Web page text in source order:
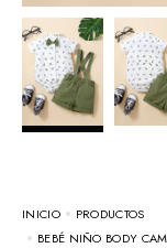
INICIO
PRODUCTOS
BEBÉ NIÑO BODY